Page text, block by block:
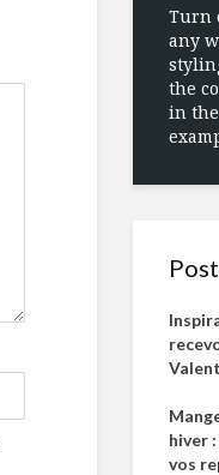
Turn
any
the
in the
hiver
vos